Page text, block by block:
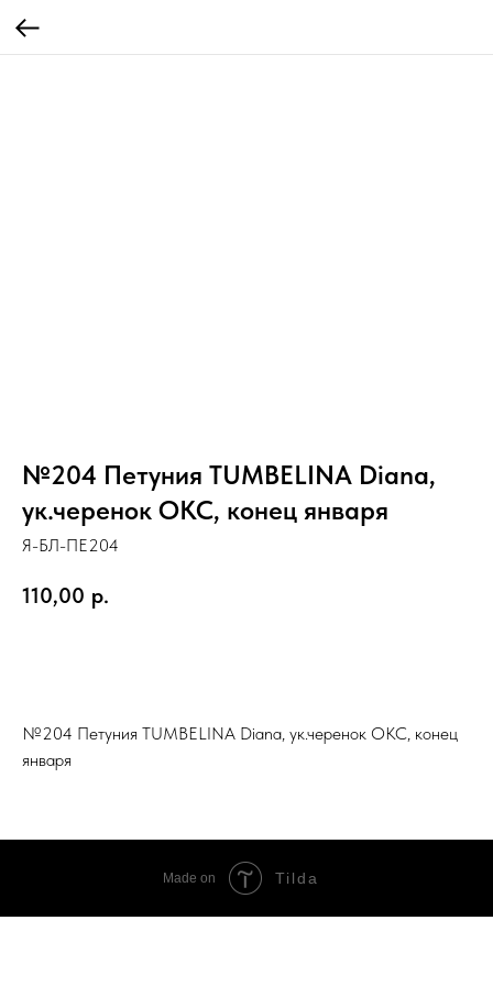
№204 Петуния TUMBELINA Diana,
ук.черенок ОКС, конец января
Я-БЛ-ПЕ204
110,00 р.
№204 Петуния TUMBELINA Diana, ук.черенок ОКС, конец
января
Made on Tilda